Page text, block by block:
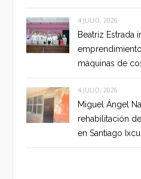
4 JULIO, 2026
Beatriz Estrada
máquinas de
4 JULIO, 2026
Miguel Ángel
rehabilitación
en Santiago